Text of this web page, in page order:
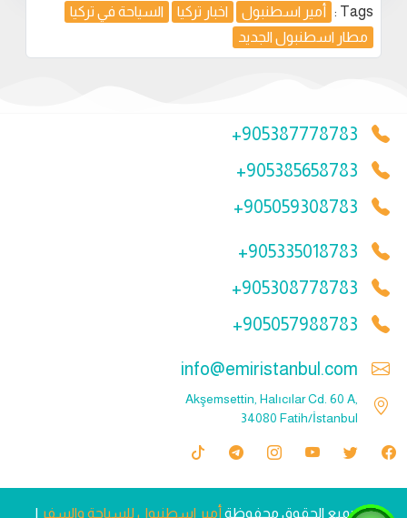
Tags : أمير اسطنبول اخبار تركيا
السياحة في تركيا
مطار اسطنبول الجديد
+905387778783
+905385658783
+905059308783
+905335018783
+905308778783
+905057988783
info@emiristanbul.com
Akşemsettin, Halıcılar Cd. 60 A,
34080 Fatih/İstanbul
© جميع الحقوق محفوظة أمير اسطنبول للسياحة والسفر |